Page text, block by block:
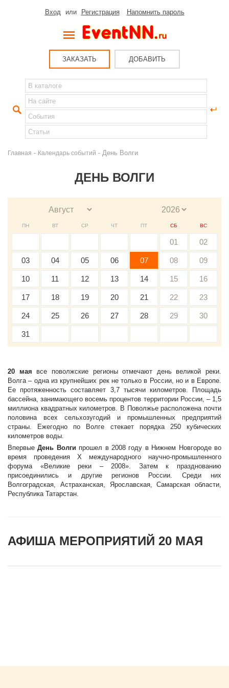
Вход или Регистрация Напомнить пароль
ЗАКАЗАТЬ ДОБАВИТЬ
Главная - Календарь событий - День Волги
ДЕНЬ ВОЛГИ
ПН ВТ СР ЧТ ПТ СБ ВС
01 02
03 04 05 06 07 08 09
10 11 12 13 14 15 16
17 18 19 20 21 22 23
24 25 26 27 28 29 30
31
20 мая все поволжские регионы отмечают день великой реки.
Волга – одна из крупнейших рек не только в России, но и в Европе.
Ее протяженность составляет 3,7 тысячи километров. Площадь
бассейна, занимающего восемь процентов территории России, – 1,5
миллиона квадратных километров. В Поволжье расположена почти
половина всех сельхозугодий и промышленных предприятий
страны. Ежегодно по Волге стекает порядка 250 кубических
километров воды.
ВпервыеДень Волги прошел в 2008 году в Нижнем Новгороде во
время проведения Х международного научно-промышленного
форума «Великие реки – 2008». Затем к празднованию
присоединились и другие регионов России. Среди них
Волгоградская, Астраханская, Ярославская, Самарская области,
Республика Татарстан.
АФИША МЕРОПРИЯТИЙ 20 МАЯ